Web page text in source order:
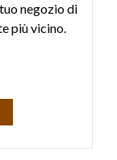
negozio di
più vicino.